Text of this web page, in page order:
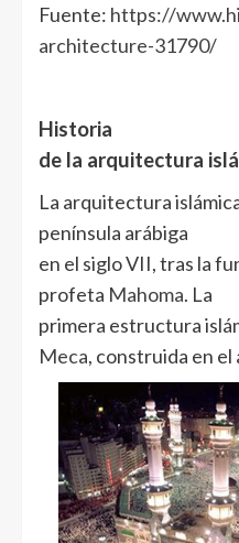
Fuente: https://
architecture-31790/
Historia
de la arquitectura
La arquitectura
península arábiga
en el siglo VII, tras la
profeta Mahoma. La
primera estructura
Meca, construida en el